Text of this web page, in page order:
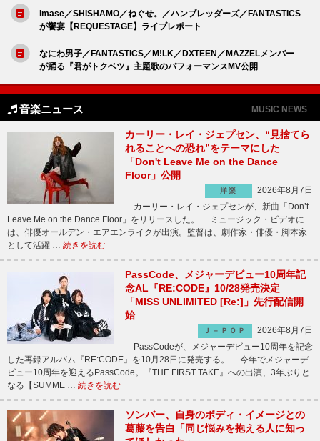
imase／SHISHAMO／ねぐせ。／ハンブレッダーズ／FANTASTICS
が饗宴【REQUESTAGE】ライブレポート
なにわ男子／FANTASTICS／M!LK／DXTEEN／MAZZELメンバー
が踊る『君がトクベツ』主題歌のパフォーマンスMV公開
音楽ニュース MUSIC NEWS
カーリー・レイ・ジェプセン、“見捨てら
れることへの恐れ”をテーマにした
「Don't Leave Me on the Dance
Floor」公開
洋楽
2026年8月7日
カーリー・レイ・ジェプセンが、新曲「Don’t
Leave Me on the Dance Floor」をリリースした。 ミュージック・ビデオに
は、俳優オールデン・エアエンライクが出演。監督は、劇作家・俳優・脚本家
として活躍 … 続きを読む
PassCode、メジャーデビュー10周年記
念AL『RE:CODE』10/28発売決定
「MISS UNLIMITED [Re:]」先行配信開
始
Ｊ－ＰＯＰ
2026年8月7日
PassCodeが、メジャーデビュー10周年を記念
した再録アルバム『RE:CODE』を10月28日に発売する。 今年でメジャーデ
ビュー10周年を迎えるPassCode。『THE FIRST TAKE』への出演、3年ぶりと
なる【SUMME … 続きを読む
ソンバー、自身のボディ・イメージとの
葛藤を告白「同じ悩みを抱える人に知っ